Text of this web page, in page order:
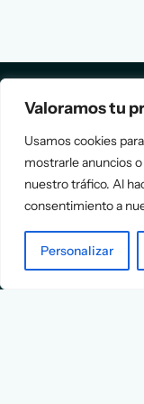
Valoramos tu
Usamos cookies
mostrarle anuncios
nuestro tráfico. Al
consentimiento a
Personalizar
Asociación